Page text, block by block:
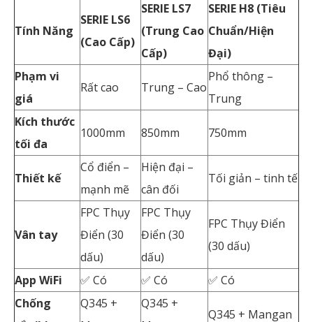
Tính Năng
SERIE LS6
(Cao Cấp)
SERIE LS7
(Trung Cao
Cấp)
SERIE H8 (Tiêu
Chuẩn/Hiện
Đại)
Phạm vi
giá
Rất cao Trung – Cao
Phổ thông –
Trung
Kích thước
tối đa
1000mm 850mm 750mm
Thiết kế
Cổ điển –
mạnh mẽ
Hiện đại –
cân đối
Tối giản – tinh tế
Vân tay
FPC Thụy
Điển (30
dấu)
FPC Thụy
Điển (30
dấu)
FPC Thụy Điển
(30 dấu)
App WiFi ✅ Có ✅ Có
✅ Có
Chống
Q345 +
Q345 +
Q345 + Mangan